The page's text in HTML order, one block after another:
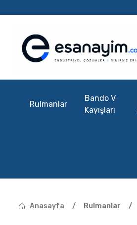
Rulmanlar
Bando V
Kayışları
Anasayfa Rulmanlar